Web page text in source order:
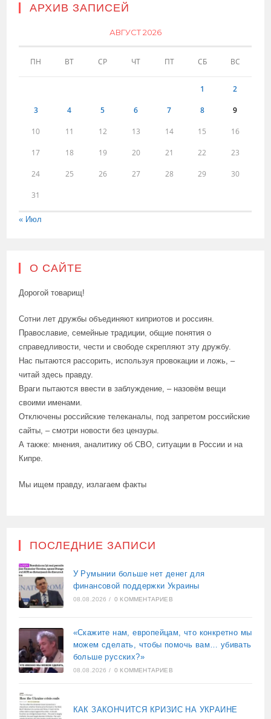
АРХИВ ЗАПИСЕЙ
АВГУСТ 2026
ПН ВТ СР ЧТ ПТ СБ ВС
1 2
3 4 5 6 7 8 9
10 11 12 13 14 15 16
17 18 19 20 21 22 23
24 25 26 27 28 29 30
31
« Июл
О САЙТЕ
Дорогой товарищ!
Сотни лет дружбы объединяют киприотов и россиян.
Православие, семейные традиции, общие понятия о
справедливости, чести и свободе скрепляют эту дружбу.
Нас пытаются рассорить, используя провокации и ложь, –
читай здесь правду.
Враги пытаются ввести в заблуждение, – назовём вещи
своими именами.
Отключены российские телеканалы, под запретом российские
сайты, – смотри новости без цензуры.
А также: мнения, аналитику об СВО, ситуации в России и на
Кипре.
Мы ищем правду, излагаем факты
ПОСЛЕДНИЕ ЗАПИСИ
У Румынии больше нет денег для
финансовой поддержки Украины
08.08.2026 / 0 КОММЕНТАРИЕВ
«Скажите нам, европейцам, что конкретно мы
можем сделать, чтобы помочь вам… убивать
больше русских?»
08.08.2026 / 0 КОММЕНТАРИЕВ
КАК ЗАКОНЧИТСЯ КРИЗИС НА УКРАИНЕ